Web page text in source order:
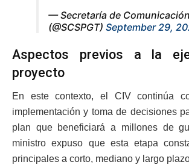
— Secretaría de
(@SCSPGT) September 29,
Aspectos previos a la
proyecto
En este contexto, el CIV continúa
implementación y toma de decisiones
plan que beneficiará a millones de
ministro expuso que esta etapa
principales a corto, mediano y largo